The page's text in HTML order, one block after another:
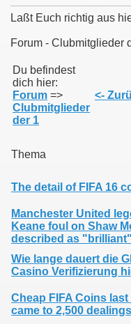
Laßt Euch richtig aus
Forum - Clubmitglieder
Du befindest
dich hier:
Forum =>
Clubmitglieder
der 1
<-
Thema
The detail of FIFA 16
Manchester United
Keane foul on Shaw
described as "brilliant"
Wie lange dauert die
Casino Verifizierung
Cheap FIFA Coins last
came to 2,500 dealings